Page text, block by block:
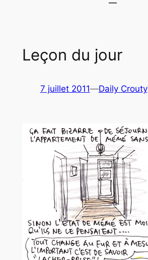
Leçon du jour
7 juillet 2011—Daily Crouty